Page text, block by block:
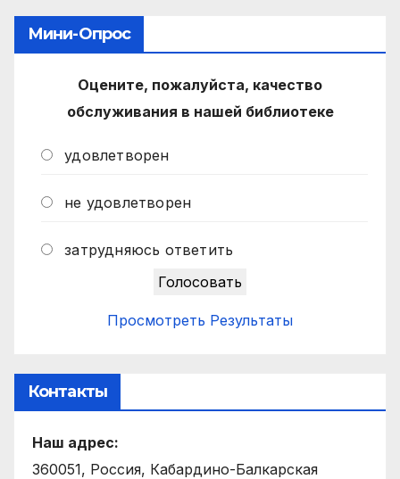
Мини-Опрос
Оцените, пожалуйста, качество
обслуживания в нашей библиотеке
удовлетворен
не удовлетворен
затрудняюсь ответить
Просмотреть Результаты
Контакты
Наш адрес:
360051, Россия, Кабардино-Балкарская